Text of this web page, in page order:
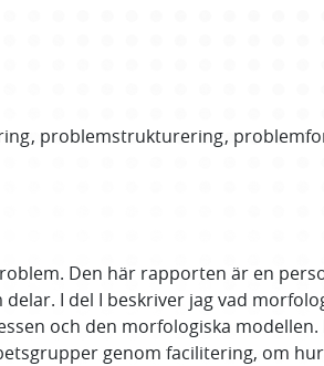
problemstrukturering
Den här rapporten är en
I del I beskriver jag vad
och den morfologiska
genom facilitering, om